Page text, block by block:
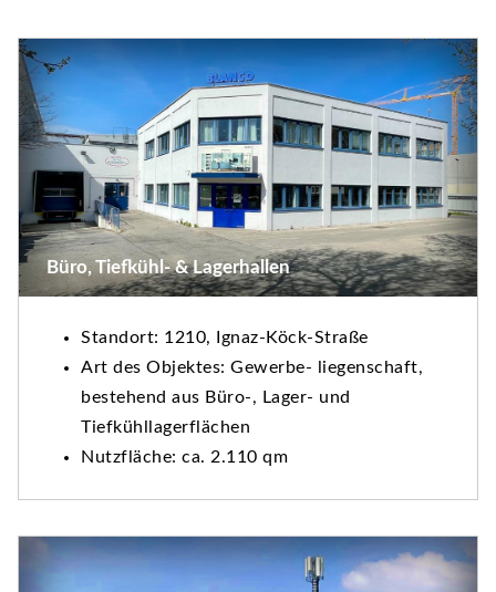
Büro, Tiefkühl- & Lagerhallen
Standort: 1210, Ignaz-Köck-Straße
Art des Objektes: Gewerbe- liegenschaft,
bestehend aus Büro-, Lager- und
Tiefkühllagerflächen
Nutzfläche: ca. 2.110 qm